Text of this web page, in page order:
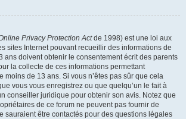
Privacy Protection Actde 1998) est une loi aux
sites Internet pouvant recueillir des informations de
ans doivent obtenir le consentement écrit des parents
la collecte de ces informations permettant
moins de 13 ans. Si vous n’êtes pas sûr que cela
vous vous enregistrez ou que quelqu’un le fait à
conseiller juridique pour obtenir son avis. Notez que
de ce forum ne peuvent pas fournir de
sauraient être contactés pour des questions légales